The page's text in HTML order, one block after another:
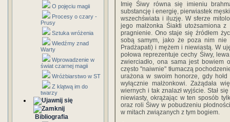
O pojęciu magii
Procesy o czary -
Prusy
Sztuka wróżenia
Wiedźmy znad
Warty
Wprowadzenie w
świat czarnej magii
Wróżbiarstwo w ST
Z klątwą im do
twarzy
Bibliografia
Imię Śiwy równa się imieniu
substancję i energię, pierwiastek
wszechświata i iluzję. W sferze
jego małżonka Śiakti utożsamiona
pragnienie. Ono staje się źródłem
sobą samym, jako że poza nim nie
Pradżapati) i mężem i niewiastą. W
połowa reprezentuje cechy Śiwy,
zwierciadło, ona sama jest bowiem
często "naiwnie" tłumaczą
urażona w swoim honorze, gdy
wyłącznie małżonkowi. Zażądała
wiernych i tak znalazł wyjście. Stał
niewiasty, okrążając w ten sposób
oraz roli Śiwy w pobudzeniu
w mitach związanych z tym bogiem.